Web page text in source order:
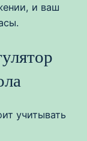
и ваш
учитывать